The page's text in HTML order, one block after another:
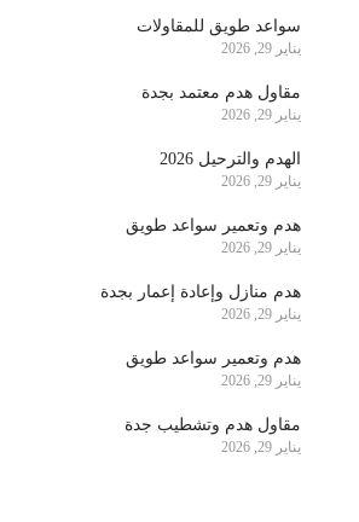
سواعد طويق للمقاولات
يناير 29, 2026
مقاول هدم معتمد بجدة
يناير 29, 2026
الهدم والترحيل 2026
يناير 29, 2026
هدم وتعمير سواعد طويق
يناير 29, 2026
هدم منازل وإعادة إعمار بجدة
يناير 29, 2026
هدم وتعمير سواعد طويق
يناير 29, 2026
مقاول هدم وتشطيب جدة
يناير 29, 2026